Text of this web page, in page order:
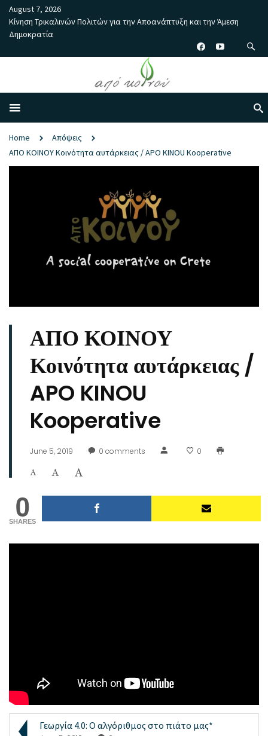
August 7, 2026
Κίνηση Τρικαλινών Πολιτών για την Αποανάπτυξη και την Άμεση
Δημοκρατία
Home
Απόψεις
ΑΠΟ ΚΟΙΝΟΥ Κοινότητα αυτάρκειας / APO KINOU Kooperative
ΑΠΟ ΚΟΙΝΟΥ
Κοινότητα αυτάρκειας /
APO KINOU
Kooperative
June 5, 2019 0 comments 0
0
SHARES
Γεωργία 4.0: Ο αλγόριθμος στο πιάτο μας*